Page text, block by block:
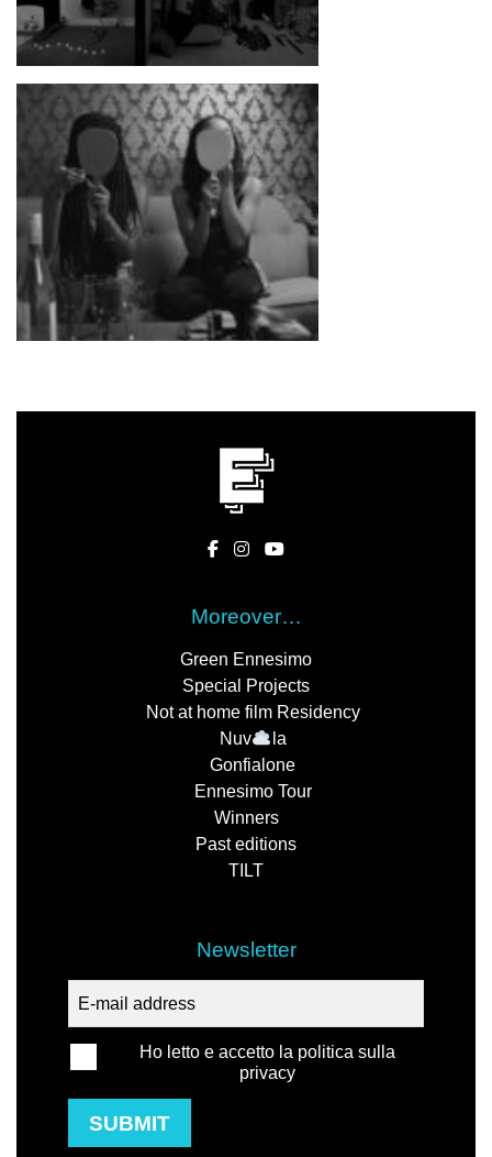
Moreover…
Green Ennesimo
Special Projects
Not at home film Residency
Nuv
la
Gonfialone
Ennesimo Tour
Winners
Past editions
TILT
Newsletter
Ho letto e accetto la politica sulla
privacy
SUBMIT